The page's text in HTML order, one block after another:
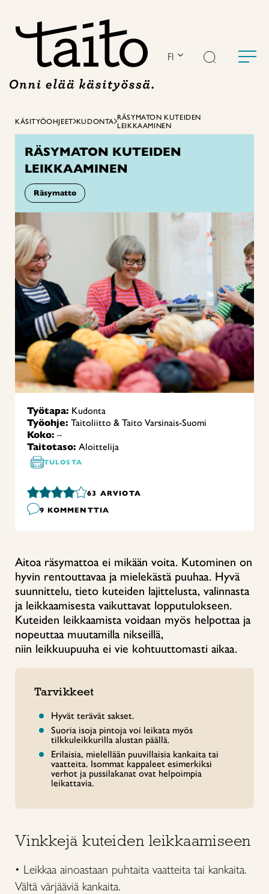
FI
KÄSITYÖOHJEET KUDONTA RÄSYMATON KUTEIDEN
LEIKKAAMINEN
RÄSYMATON KUTEIDEN
LEIKKAAMINEN
Räsymatto
Työtapa: Kudonta
Työohje: Taitoliitto & Taito Varsinais-Suomi
Koko: –
Taitotaso: Aloittelija
TULOSTA
63 ARVIOTA
9 KOMMENTTIA
Aitoa räsymattoa ei mikään voita. Kutominen on
hyvin rentouttavaa ja mielekästä puuhaa. Hyvä
suunnittelu, tieto kuteiden lajittelusta, valinnasta
ja leikkaamisesta vaikuttavat lopputulokseen.
Kuteiden leikkaamista voidaan myös helpottaa ja
nopeuttaa muutamilla nikseillä,
niin leikkuupuuha ei vie kohtuuttomasti aikaa.
Tarvikkeet
Hyvät terävät sakset.
Suoria isoja pintoja voi leikata myös
tilkkuleikkurilla alustan päällä.
Erilaisia, mielellään puuvillaisia kankaita tai
vaatteita. Isommat kappaleet esimerkiksi
verhot ja pussilakanat ovat helpoimpia
leikattavia.
Vinkkejä kuteiden leikkaamiseen
• Leikkaa ainoastaan puhtaita vaatteita tai kankaita.
Vältä värjääviä kankaita.